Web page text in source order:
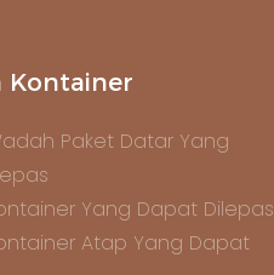
Kontainer
Paket Datar Yang
Yang Dapat Dilepas
Atap Yang Dapat